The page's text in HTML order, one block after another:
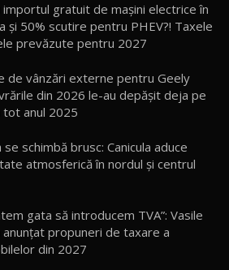
Geely EX5 EM-i care a cucerit Moldova
importul gratuit de mașini electrice în
și 50% scutire pentru PHEV?! Taxele
prevăzute pentru 2027
de vânzări externe pentru Geely
din 2026 le-au depășit deja pe
tot anul 2025
schimbă brusc: Canicula aduce
atmosferică în nordul și centrul
gata să introducem TVA”: Vasile
anunțat propuneri de taxare a
din 2027